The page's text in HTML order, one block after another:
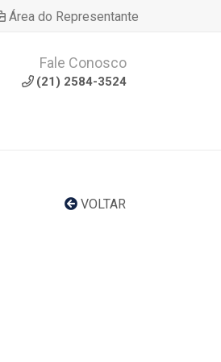
Área do Representante
Fale Conosco
(21) 2584-3524
VOLTAR